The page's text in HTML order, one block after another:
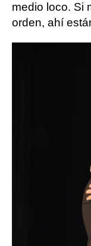
medio loco. Si
orden, ahí